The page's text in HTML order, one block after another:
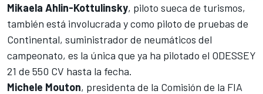
Mikaela Ahlin-Kottulinsky, piloto sueca de turismos,
también está involucrada y como piloto de pruebas de
Continental, suministrador de neumáticos del
campeonato, es la única que ya ha pilotado el ODESSEY
21 de 550 CV hasta la fecha.
Michele Mouton, presidenta de la Comisión de la FIA